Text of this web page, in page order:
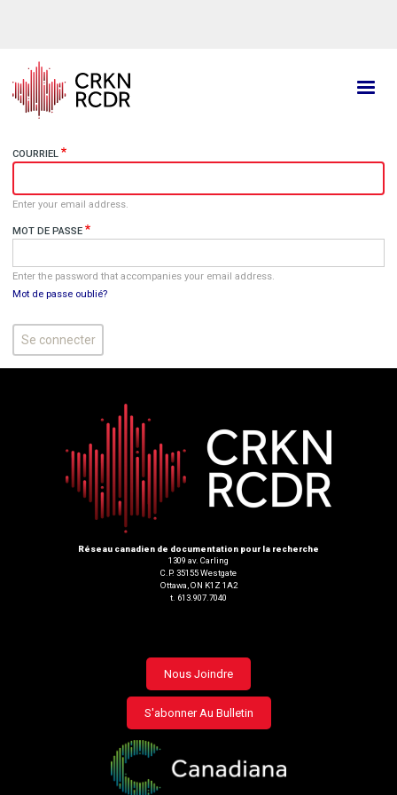
principal
COURRIEL
Enter your email address.
MOT DE PASSE
Enter the password that accompanies your email address.
Mot de passe oublié?
Réseau canadien de documentation pour la recherche
1309 av. Carling
C.P. 35155 Westgate
Ottawa, ON K1Z 1A2
t. 613.907.7040
Footer
menu
Nous Joindre
S'abonner Au Bulletin